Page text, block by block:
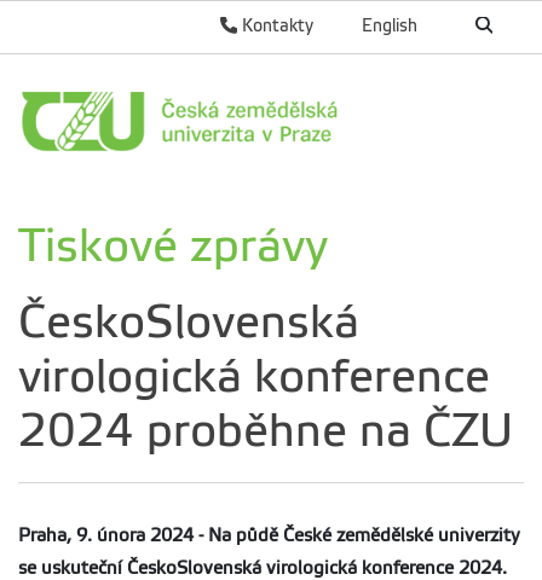
English
Kontakty
Tiskové zprávy
ČeskoSlovenská
virologická konference
2024 proběhne na ČZU
Praha, 9. února 2024 - Na půdě České zemědělské univerzity
se uskuteční ČeskoSlovenská virologická konference 2024.